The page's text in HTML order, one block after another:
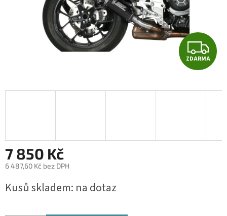
Z
D
A
ZDARMA
7 850 Kč
6 487,60 Kč bez DPH
cena:
Kusů skladem: na dotaz